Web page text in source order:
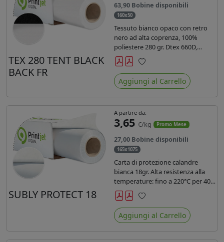
TEX 280 TENT BLACK
BACK FR
63,90 Bobine disponibili
160x50
Tessuto bianco opaco con retro
nero ad alta coprenza, 100%
poliestere 280 gr. Dtex 660D,
idrorepellente, adatto alla stampa
sublimatica indiretta. Ideale per
tende ,coperture gazebo, prodotti
gonfiabili o cuscini di
Preferiti
Aggiungi al Carrello
SUBLY PROTECT 18
A partire da:
3,65 €/kg Promo Mese
27,00 Bobine disponibili
165x1075
Carta di protezione calandre
bianca 18gr. Alta resistenza alla
temperature: fino a 220°C per 40
secondi. Lunghezza 1075 mtl,
peso kg 35, diam. 20cm.
Preferiti
Aggiungi al Carrello